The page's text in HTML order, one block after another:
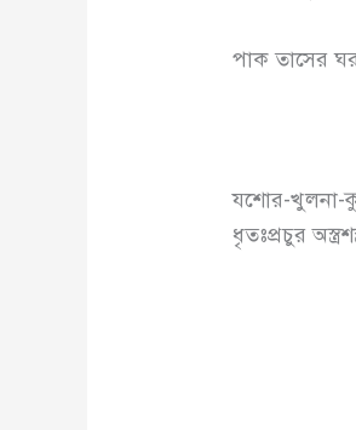
পাক তাসের ঘর
যশোর-খুলনা-
ধৃতঃপ্রচুর